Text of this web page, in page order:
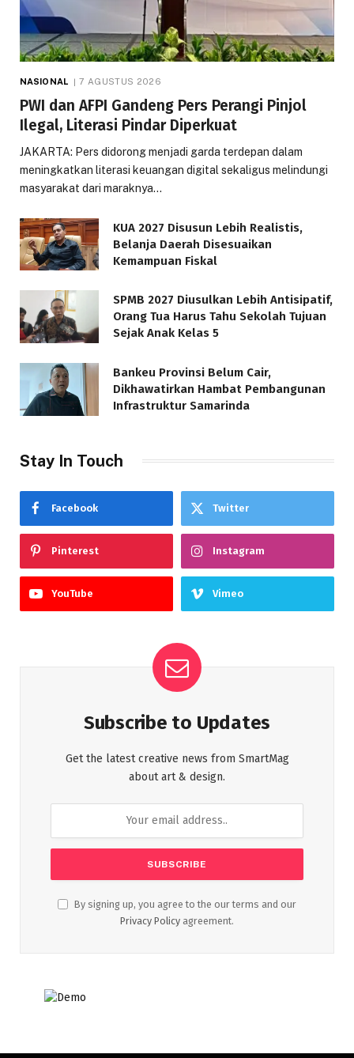
NASIONAL 7 AGUSTUS 2026
PWI dan AFPI Gandeng Pers Perangi Pinjol
Ilegal, Literasi Pindar Diperkuat
JAKARTA: Pers didorong menjadi garda terdepan dalam
meningkatkan literasi keuangan digital sekaligus melindungi
masyarakat dari maraknya…
KUA 2027 Disusun Lebih Realistis,
Belanja Daerah Disesuaikan
Kemampuan Fiskal
SPMB 2027 Diusulkan Lebih Antisipatif,
Orang Tua Harus Tahu Sekolah Tujuan
Sejak Anak Kelas 5
Bankeu Provinsi Belum Cair,
Dikhawatirkan Hambat Pembangunan
Infrastruktur Samarinda
Stay In Touch
Facebook Twitter
Pinterest Instagram
YouTube Vimeo
Subscribe to Updates
Get the latest creative news from SmartMag
about art & design.
By signing up, you agree to the our terms and our
Privacy Policy agreement.